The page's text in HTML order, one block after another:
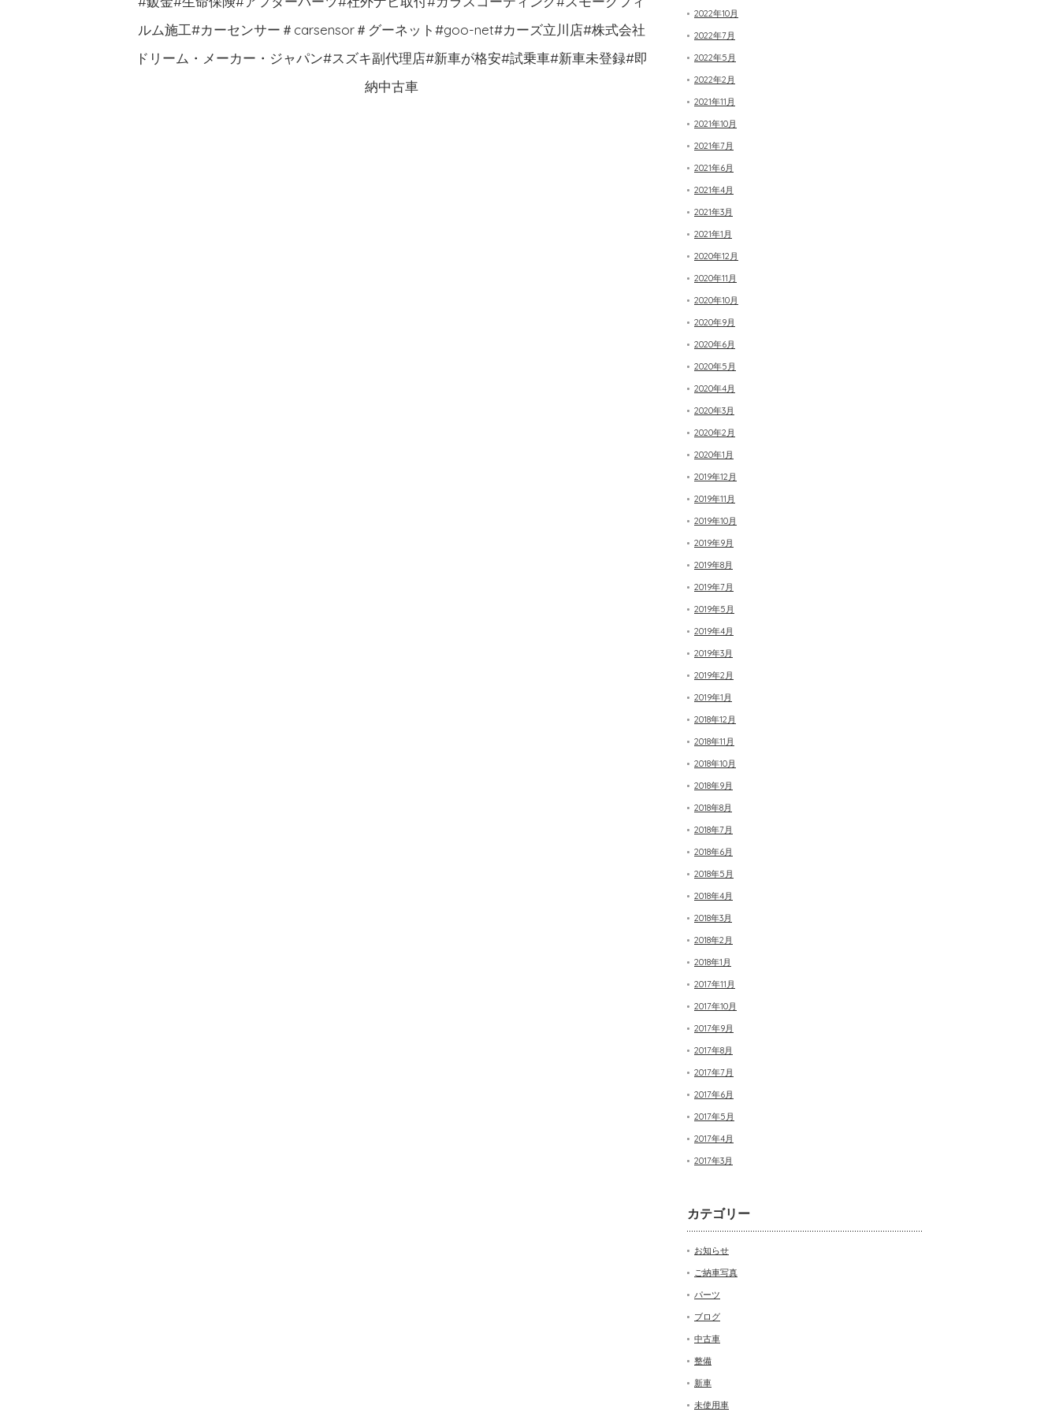
ルム施工#カーセンサー＃carsensor＃グーネット#goo-net#カーズ立川店#株式会社
ドリーム・メーカー・ジャパン#スズキ副代理店#新車が格安#試乗車#新車未登録#即
納中古車
2022年10月
2022年7月
2022年5月
2022年2月
2021年11月
2021年10月
2021年7月
2021年6月
2021年4月
2021年3月
2021年1月
2020年12月
2020年11月
2020年10月
2020年9月
2020年6月
2020年5月
2020年4月
2020年3月
2020年2月
2020年1月
2019年12月
2019年11月
2019年10月
2019年9月
2019年8月
2019年7月
2019年5月
2019年4月
2019年3月
2019年2月
2019年1月
2018年12月
2018年11月
2018年10月
2018年9月
2018年8月
2018年7月
2018年6月
2018年5月
2018年4月
2018年3月
2018年2月
2018年1月
2017年11月
2017年10月
2017年9月
2017年8月
2017年7月
2017年6月
2017年5月
2017年4月
2017年3月
カテゴリー
お知らせ
ご納車写真
パーツ
ブログ
中古車
整備
新車
未使用車